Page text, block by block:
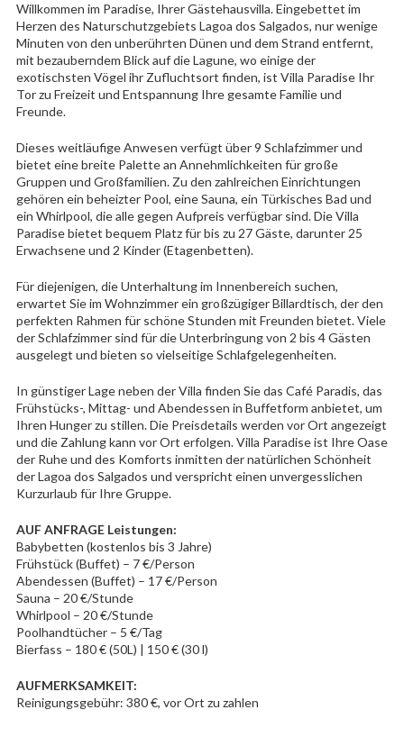
Willkommen im Paradise, Ihrer Gästehausvilla. Eingebettet im
Herzen des Naturschutzgebiets Lagoa dos Salgados, nur wenige
Minuten von den unberührten Dünen und dem Strand entfernt,
mit bezauberndem Blick auf die Lagune, wo einige der
exotischsten Vögel ihr Zufluchtsort finden, ist Villa Paradise Ihr
Tor zu Freizeit und Entspannung Ihre gesamte Familie und
Freunde.
Dieses weitläufige Anwesen verfügt über 9 Schlafzimmer und
bietet eine breite Palette an Annehmlichkeiten für große
Gruppen und Großfamilien. Zu den zahlreichen Einrichtungen
gehören ein beheizter Pool, eine Sauna, ein Türkisches Bad und
ein Whirlpool, die alle gegen Aufpreis verfügbar sind. Die Villa
Paradise bietet bequem Platz für bis zu 27 Gäste, darunter 25
Erwachsene und 2 Kinder (Etagenbetten).
Für diejenigen, die Unterhaltung im Innenbereich suchen,
erwartet Sie im Wohnzimmer ein großzügiger Billardtisch, der den
perfekten Rahmen für schöne Stunden mit Freunden bietet. Viele
der Schlafzimmer sind für die Unterbringung von 2 bis 4 Gästen
ausgelegt und bieten so vielseitige Schlafgelegenheiten.
In günstiger Lage neben der Villa finden Sie das Café Paradis, das
Frühstücks-, Mittag- und Abendessen in Buffetform anbietet, um
Ihren Hunger zu stillen. Die Preisdetails werden vor Ort angezeigt
und die Zahlung kann vor Ort erfolgen. Villa Paradise ist Ihre Oase
der Ruhe und des Komforts inmitten der natürlichen Schönheit
der Lagoa dos Salgados und verspricht einen unvergesslichen
Kurzurlaub für Ihre Gruppe.
AUF ANFRAGE Leistungen:
Babybetten (kostenlos bis 3 Jahre)
Frühstück (Buffet) – 7 €/Person
Abendessen (Buffet) – 17 €/Person
Sauna – 20 €/Stunde
Whirlpool – 20 €/Stunde
Poolhandtücher – 5 €/Tag
Bierfass – 180 € (50L) | 150 € (30 l)
AUFMERKSAMKEIT:
Reinigungsgebühr: 380 €, vor Ort zu zahlen